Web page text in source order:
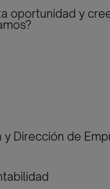
oportunidad y
Dirección de